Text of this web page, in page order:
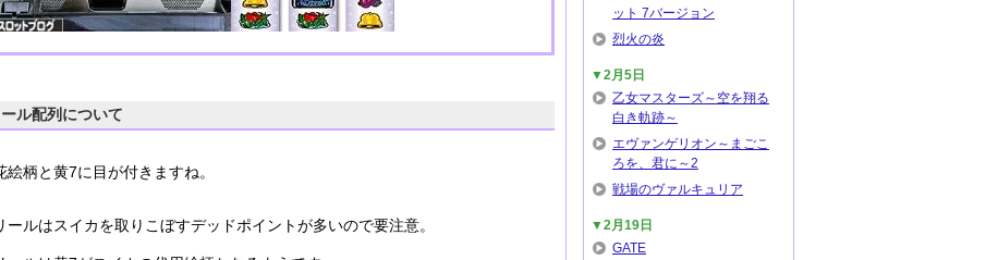
ール配列について
絵柄と黄7に目が付きますね。
ールはスイカを取りこぼすデッドポイントが多いので要注意。
ット 7バージョン
烈火の炎
▼2月5日
乙女マスターズ～空を翔る
白き軌跡～
エヴァンゲリオン～まごこ
ろを、君に～2
戦場のヴァルキュリア
▼2月19日
GATE